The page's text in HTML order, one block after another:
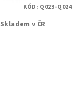
Skladem v ČR
KÓD: Q023-Q024